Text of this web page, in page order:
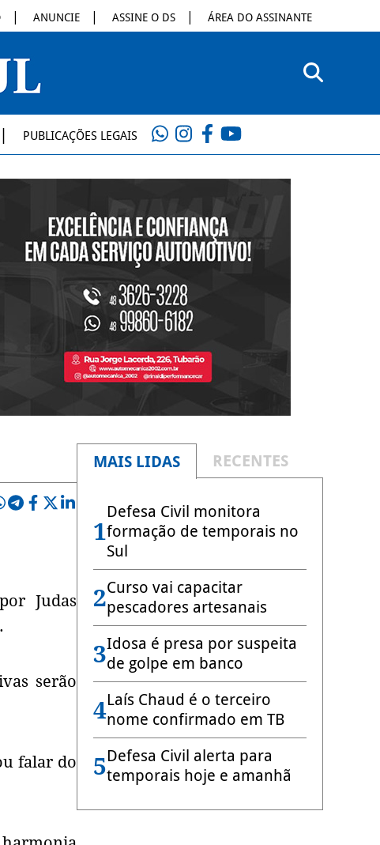
ANUNCIE ASSINE O DS ÁREA DO ASSINANTE
PUBLICAÇÕES LEGAIS
Judas
serão
falar do
MAIS LIDAS RECENTES
1
Defesa Civil monitora
formação de temporais no
Sul
2Curso vai capacitar
pescadores artesanais
3Idosa é presa por suspeita
de golpe em banco
4Laís Chaud é o terceiro
nome confirmado em TB
5Defesa Civil alerta para
temporais hoje e amanhã